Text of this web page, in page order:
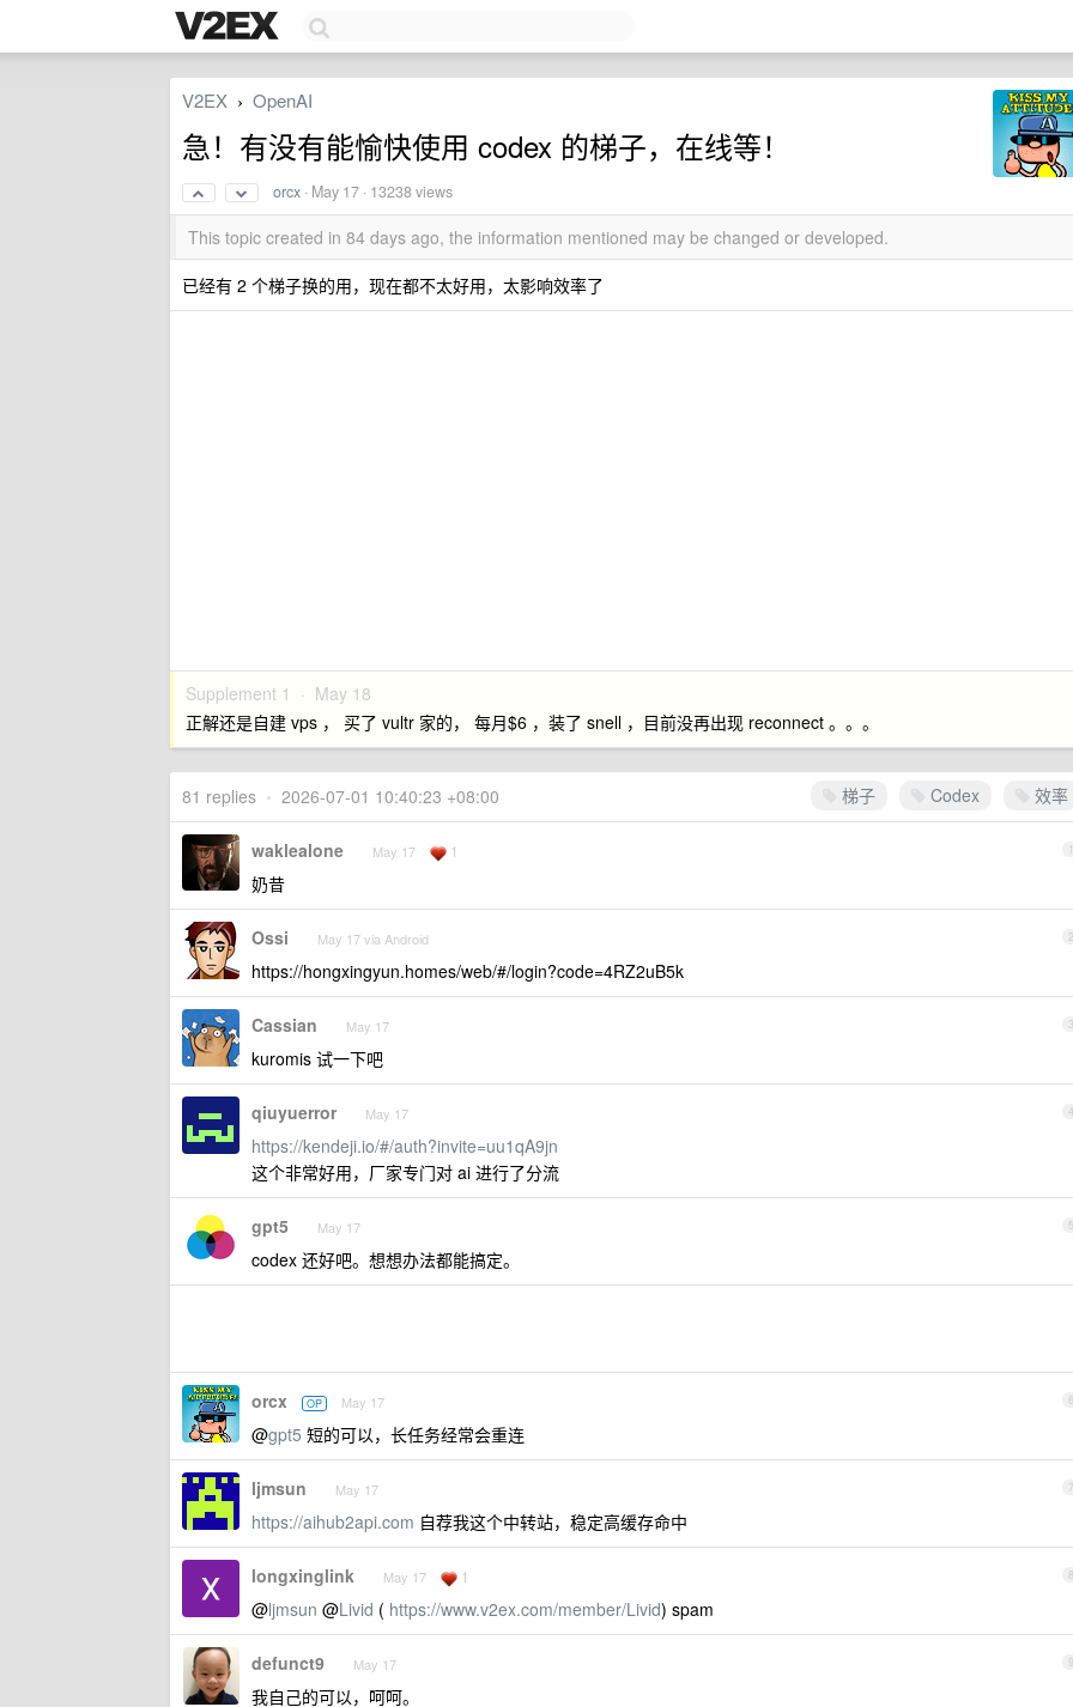
V2EX › OpenAI
急！有没有能愉快使用 codex 的梯子，在线等！
orcx · May 17 · 13238 views
This topic created in 84 days ago, the information mentioned may be changed or developed.
已经有 2 个梯子换的用，现在都不太好用，太影响效率了
Supplement 1 · May 18
正解还是自建 vps ， 买了 vultr 家的， 每月$6 ，装了 snell ，目前没再出现 reconnect 。。。
梯子 Codex 效率
81 replies • 2026-07-01 10:40:23 +08:00
1
waklealone May 17 1
奶昔
2
Ossi May 17 via Android
https://hongxingyun.homes/web/#/login?code=4RZ2uB5k
3
Cassian May 17
kuromis 试一下吧
4
qiuyuerror May 17
https://kendeji.io/#/auth?invite=uu1qA9jn
这个非常好用，厂家专门对 ai 进行了分流
5
gpt5 May 17
codex 还好吧。想想办法都能搞定。
6
orcx OP May 17
@gpt5 短的可以，长任务经常会重连
7
ljmsun May 17
https://aihub2api.com 自荐我这个中转站，稳定高缓存命中
8
longxinglink May 17 1
@ljmsun @Livid ( https://www.v2ex.com/member/Livid) spam
9
defunct9 May 17
我自己的可以，呵呵。